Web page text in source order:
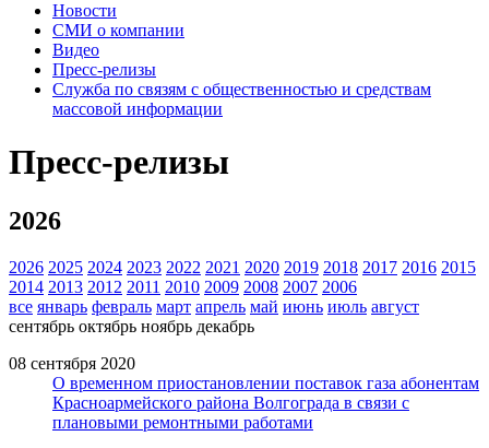
Новости
СМИ о компании
Видео
Пресс-релизы
Служба по связям с общественностью и средствам
массовой информации
Пресс-релизы
2026
2026 2025 2024 2023 2022 2021 2020 2019 2018 2017 2016 2015
2014 2013 2012 2011 2010 2009 2008 2007 2006
все январь февраль март апрель май июнь июль август
сентябрь октябрь ноябрь декабрь
08 сентября 2020
О временном приостановлении поставок газа абонентам
Красноармейского района Волгограда в связи с
плановыми ремонтными работами